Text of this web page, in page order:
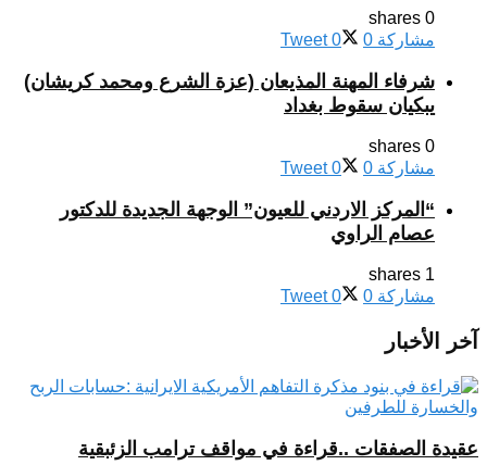
0 shares
مشاركة 0
Tweet 0
شرفاء المهنة المذيعان (عزة الشرع ومحمد كريشان)
يبكيان سقوط بغداد
0 shares
مشاركة 0
Tweet 0
“المركز الاردني للعيون” الوجهة الجديدة للدكتور
عصام الراوي
1 shares
مشاركة 0
Tweet 0
آخر الأخبار
عقيدة الصفقات ..قراءة في مواقف ترامب الزئبقية